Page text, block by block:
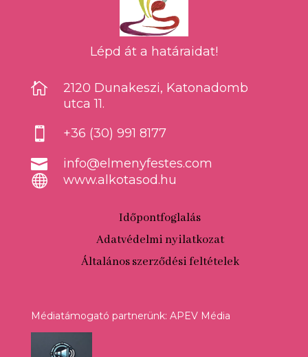
Lépd át a határaidat!

2120 Dunakeszi, Katonadomb
utca 11.
 +36 (30) 991 8177
 info@elmenyfestes.com
 www.alkotasod.hu
Időpontfoglalás
Adatvédelmi nyilatkozat
Általános szerződési feltételek
Médiatámogató partnerünk: APEV Média